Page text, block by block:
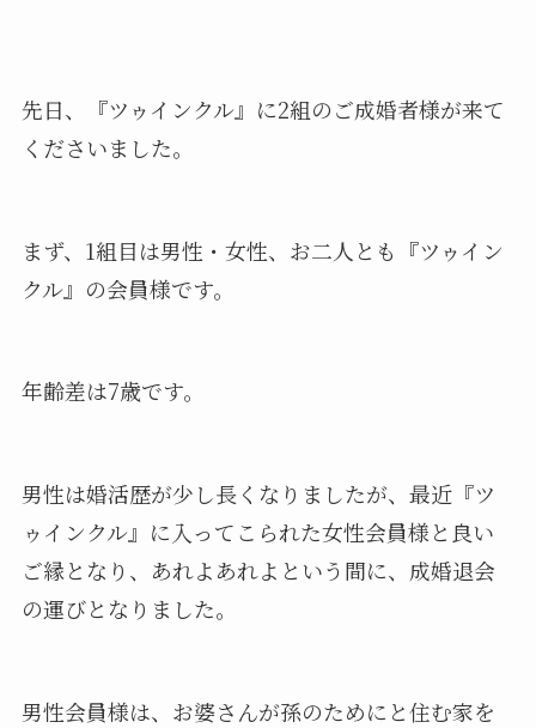
先日、『ツゥインクル』に2組のご成婚者様が来て
くださいました。
まず、1組目は男性・女性、お二人とも『ツゥイン
クル』の会員様です。
年齢差は7歳です。
男性は婚活歴が少し長くなりましたが、最近『ツ
ゥインクル』に入ってこられた女性会員様と良い
ご縁となり、あれよあれよという間に、成婚退会
の運びとなりました。
男性会員様は、お婆さんが孫のためにと住む家を